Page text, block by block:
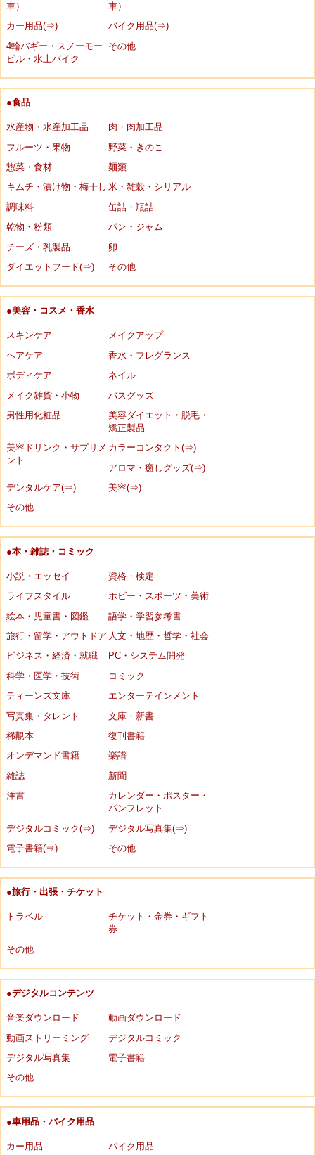
車）
車）
カー用品(⇒)
バイク用品(⇒)
4輪バギー・スノーモー
ビル・水上バイク
その他
●食品
水産物・水産加工品
肉・肉加工品
フルーツ・果物
野菜・きのこ
惣菜・食材
麺類
キムチ・漬け物・梅干し 米・雑穀・シリアル
調味料
缶詰・瓶詰
乾物・粉類
パン・ジャム
チーズ・乳製品
卵
ダイエットフード(⇒)
その他
●美容・コスメ・香水
スキンケア
メイクアップ
ヘアケア
香水・フレグランス
ボディケア
ネイル
メイク雑貨・小物
バスグッズ
男性用化粧品
美容ダイエット・脱毛・
矯正製品
美容ドリンク・サプリメ
ント
カラーコンタクト(⇒)
アロマ・癒しグッズ(⇒)
デンタルケア(⇒)
美容(⇒)
その他
●本・雑誌・コミック
小説・エッセイ
資格・検定
ライフスタイル
ホビー・スポーツ・美術
絵本・児童書・図鑑
語学・学習参考書
旅行・留学・アウトドア 人文・地歴・哲学・社会
ビジネス・経済・就職
PC・システム開発
科学・医学・技術
コミック
ティーンズ文庫
エンターテインメント
写真集・タレント
文庫・新書
稀覯本
復刊書籍
オンデマンド書籍
楽譜
雑誌
新聞
洋書
カレンダー・ポスター・
パンフレット
デジタルコミック(⇒)
デジタル写真集(⇒)
電子書籍(⇒)
その他
●旅行・出張・チケット
トラベル
チケット・金券・ギフト
券
その他
●デジタルコンテンツ
音楽ダウンロード
動画ダウンロード
動画ストリーミング
デジタルコミック
デジタル写真集
電子書籍
その他
●車用品・バイク用品
カー用品
バイク用品